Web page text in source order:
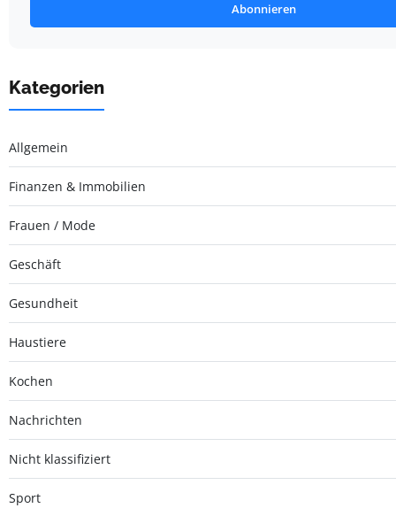
Abonnieren
Kategorien
Allgemein
Finanzen & Immobilien
Frauen / Mode
Geschäft
Gesundheit
Haustiere
Kochen
Nachrichten
Nicht klassifiziert
Sport